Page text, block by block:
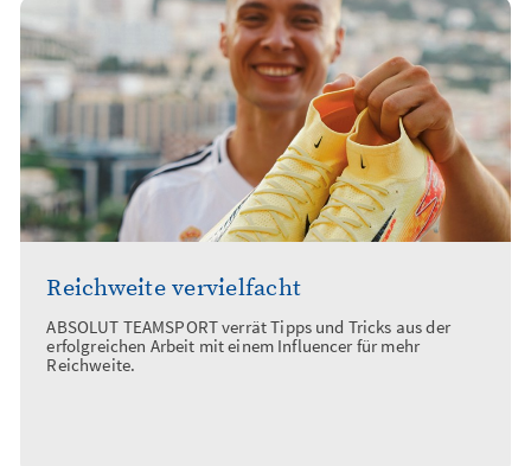
Reichweite vervielfacht
ABSOLUT TEAMSPORT verrät Tipps und Tricks aus der
erfolgreichen Arbeit mit einem Influencer für mehr
Reichweite.